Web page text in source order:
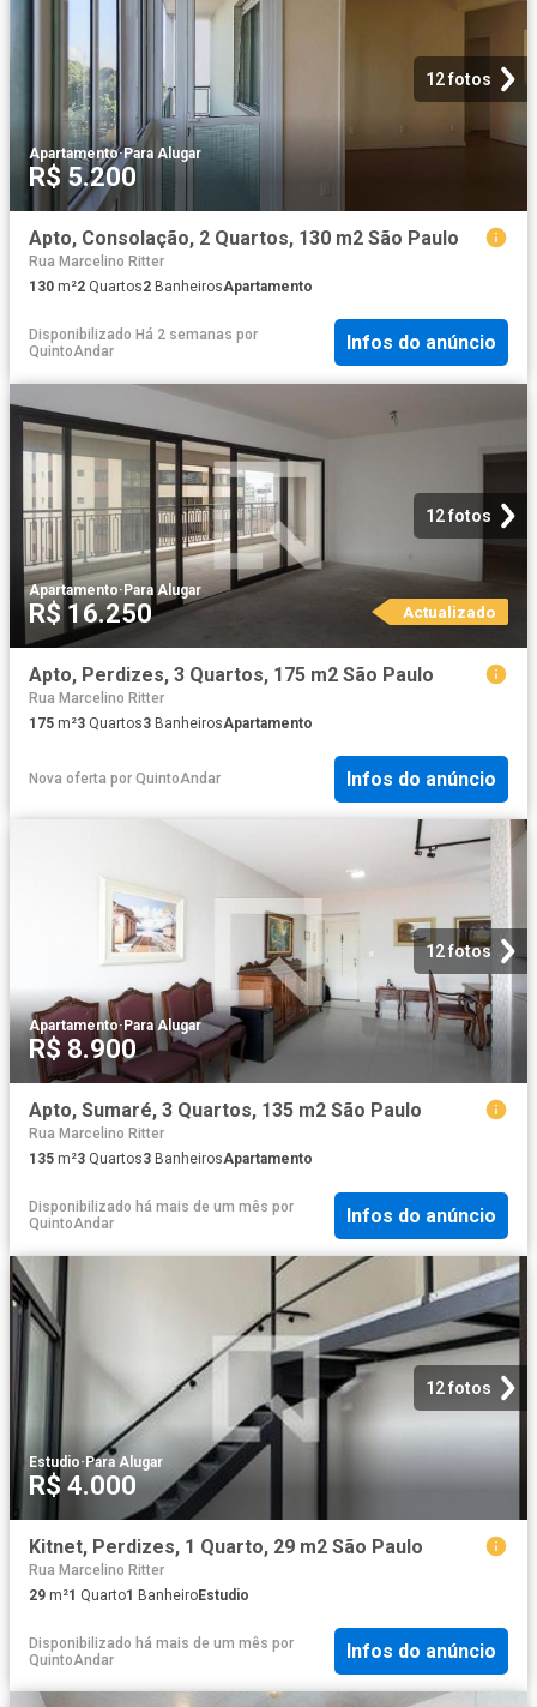
12 fotos
Apartamento·Para Alugar
R$ 5.200
Apto, Consolação, 2 Quartos, 130 m2 São Paulo
Rua Marcelino Ritter
130 m²2 Quartos2 BanheirosApartamento
Disponibilizado Há 2 semanas por
QuintoAndar
Infos do anúncio
12 fotos
Apartamento·Para Alugar
R$ 16.250 Actualizado
Apto, Perdizes, 3 Quartos, 175 m2 São Paulo
Rua Marcelino Ritter
175 m²3 Quartos3 BanheirosApartamento
Nova oferta por QuintoAndar Infos do anúncio
12 fotos
Apartamento· Para Alugar
R$ 8.900
Apto, Sumaré, 3 Quartos, 135 m2 São Paulo
Rua Marcelino Ritter
135 m²3 Quartos3 BanheirosApartamento
Disponibilizado há mais de um mês por
QuintoAndar
Infos do anúncio
12 fotos
Estudio·Para Alugar
R$ 4.000
Kitnet, Perdizes, 1 Quarto, 29 m2 São Paulo
Rua Marcelino Ritter
29 m²1 Quarto1 BanheiroEstudio
Disponibilizado há mais de um mês por
QuintoAndar
Infos do anúncio